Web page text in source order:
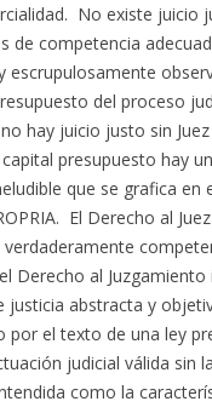
No existe juicio
de competencia
escrupulosamente
del proceso
hay juicio justo sin
presupuesto hay
que se grafica en
El Derecho al
verdaderamente
Derecho al
justicia abstracta y
por el texto de una ley
judicial válida sin
como la